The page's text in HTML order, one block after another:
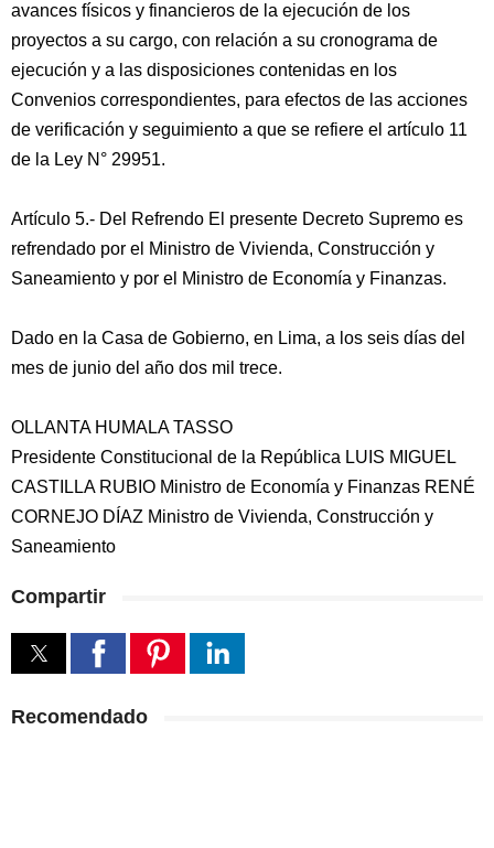
avances físicos y financieros de la ejecución de los
proyectos a su cargo, con relación a su cronograma de
ejecución y a las disposiciones contenidas en los
Convenios correspondientes, para efectos de las acciones
de verificación y seguimiento a que se refiere el artículo 11
de la Ley N° 29951.
Artículo 5.- Del Refrendo El presente Decreto Supremo es
refrendado por el Ministro de Vivienda, Construcción y
Saneamiento y por el Ministro de Economía y Finanzas.
Dado en la Casa de Gobierno, en Lima, a los seis días del
mes de junio del año dos mil trece.
OLLANTA HUMALA TASSO
Presidente Constitucional de la República LUIS MIGUEL
CASTILLA RUBIO Ministro de Economía y Finanzas RENÉ
CORNEJO DÍAZ Ministro de Vivienda, Construcción y
Saneamiento
Compartir
Recomendado